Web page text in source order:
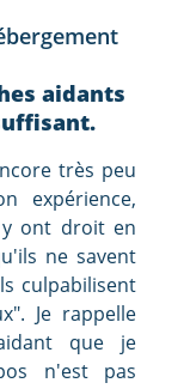
aidants
très peu
expérience,
ont droit en
ne savent
culpabilisent
Je rappelle
que je
n'est pas